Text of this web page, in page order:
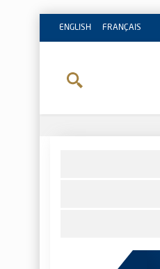
FRANÇAIS
ENGLISH